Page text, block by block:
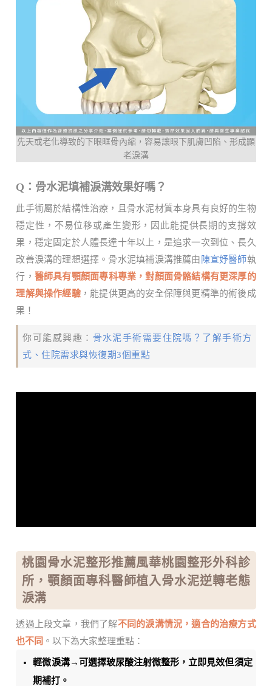
先天或老化導致的下眼眶骨內縮，容易讓眼下肌膚凹陷、形成顯
老淚溝
Q：骨水泥填補淚溝效果好嗎？
此手術屬於結構性治療，且骨水泥材質本身具有良好的生物
穩定性，不易位移或產生變形，因此能提供長期的支撐效
果，穩定固定於人體長達十年以上，是追求一次到位、長久
改善淚溝的理想選擇。骨水泥填補淚溝推薦由 陳宣妤醫師執
行， 醫師具有顎顏面專科專業，對顏面骨骼結構有更深厚的
理解與操作經驗，能提供更高的安全保障與更精準的術後成
果！
你可能感興趣： 骨水泥手術需要住院嗎？了解手術方
式、住院需求與恢復期3個重點
桃園骨水泥整形推薦風華桃園整形外科診
所，顎顏面專科醫師植入骨水泥逆轉老態
淚溝
透過上段文章，我們了解不同的淚溝情況，適合的治療方式
也不同 。以下為大家整理重點：
輕微淚溝→可選擇玻尿酸注射微整形，立即見效但須定
期補打。